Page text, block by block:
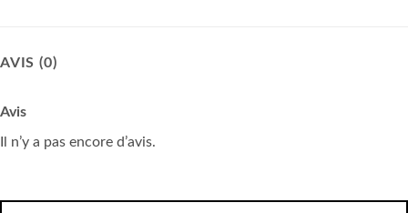
AVIS (0)
Avis
Il n’y a pas encore d’avis.